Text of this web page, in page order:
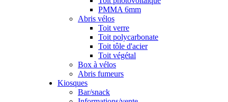
PMMA 6mm
Abris vélos
Toit verre
Toit polycarbonate
Toit tôle d'acier
Toit végétal
Box à vélos
Abris fumeurs
Kiosques
Bar/snack